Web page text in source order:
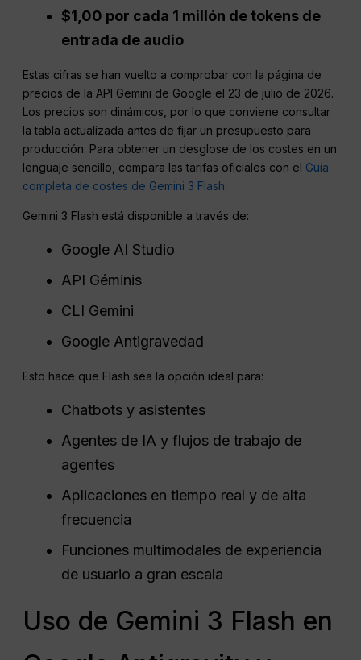
$1,00 por cada 1 millón de tokens de
entrada de audio
Estas cifras se han vuelto a comprobar con la página de
precios de la API Gemini de Google el 23 de julio de 2026.
Los precios son dinámicos, por lo que conviene consultar
la tabla actualizada antes de fijar un presupuesto para
producción. Para obtener un desglose de los costes en un
lenguaje sencillo, compara las tarifas oficiales con el Guía
completa de costes de Gemini 3 Flash.
Gemini 3 Flash está disponible a través de:
Google AI Studio
API Géminis
CLI Gemini
Google Antigravedad
Esto hace que Flash sea la opción ideal para:
Chatbots y asistentes
Agentes de IA y flujos de trabajo de
agentes
Aplicaciones en tiempo real y de alta
frecuencia
Funciones multimodales de experiencia
de usuario a gran escala
Uso de Gemini 3 Flash en